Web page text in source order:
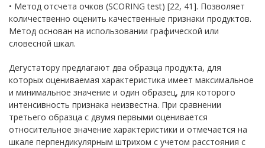
• Метод отсчета очков (SCORING test) [22, 41]. Позволяет
количественно оценить качественные признаки продуктов.
Метод основан на использовании графической или
словесной шкал.
Дегустатору предлагают два образца продукта, для
которых оцениваемая характеристика имеет максимальное
и минимальное значение и один образец, для которого
интенсивность признака неизвестна. При сравнении
третьего образца с двумя первыми оценивается
относительное значение характеристики и отмечается на
шкале перпендикулярным штрихом с учетом расстояния с